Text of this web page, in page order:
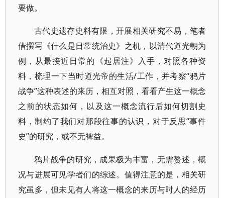
要做。
古代史遗存史料有限，开展相关研究不易，笔者
借撰写《什么是日常统治史》之机，以清代道光朝为
例，从最接近日常的《起居注》入手，对照各种资
料，梳理一下当时道光帝的生活/工作，并考察“鸦片
战争”这种表述的来历，相互对照，看看产生这一概念
之前的状态如何，以及这一概念流行后如何切割史
料，制约了我们对那段往事的认识，对于反思“事件
史”的研究，或不无裨益。
鸦片战争的研究，成果极为丰富，无需赘述，概
况与进展可见学者们的综述。值得注意的是，相关研
究虽多，但未见有人将这一概念的来历与时人的经历